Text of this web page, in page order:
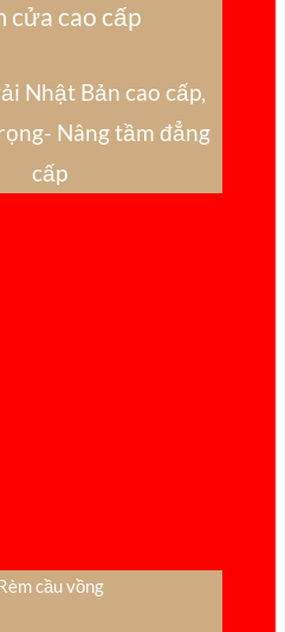
cửa cao cấp
Nhật Bản cao cấp,
Nâng tầm đẳng
cấp
cầu vồng